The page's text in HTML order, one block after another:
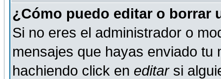
¿Cómo puedo editar o borrar
Si no eres el administrador o
mensajes que hayas enviado tu
hachiendo click en editarsi